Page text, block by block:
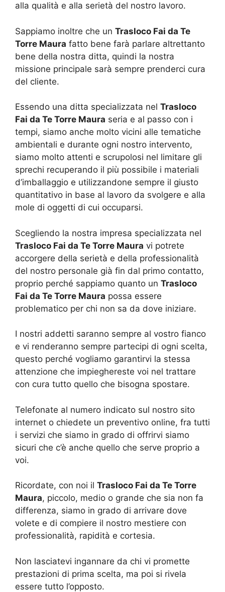
alla qualità e alla serietà del nostro lavoro.
Sappiamo inoltre che un Trasloco Fai da Te
Torre Maura fatto bene farà parlare altrettanto
bene della nostra ditta, quindi la nostra
missione principale sarà sempre prenderci cura
del cliente.
Essendo una ditta specializzata nel Trasloco
Fai da Te Torre Maura seria e al passo con i
tempi, siamo anche molto vicini alle tematiche
ambientali e durante ogni nostro intervento,
siamo molto attenti e scrupolosi nel limitare gli
sprechi recuperando il più possibile i materiali
d’imballaggio e utilizzandone sempre il giusto
quantitativo in base al lavoro da svolgere e alla
mole di oggetti di cui occuparsi.
Scegliendo la nostra impresa specializzata nel
Trasloco Fai da Te Torre Maura vi potrete
accorgere della serietà e della professionalità
del nostro personale già fin dal primo contatto,
proprio perché sappiamo quanto un Trasloco
Fai da Te Torre Maura possa essere
problematico per chi non sa da dove iniziare.
I nostri addetti saranno sempre al vostro fianco
e vi renderanno sempre partecipi di ogni scelta,
questo perché vogliamo garantirvi la stessa
attenzione che impieghereste voi nel trattare
con cura tutto quello che bisogna spostare.
Telefonate al numero indicato sul nostro sito
internet o chiedete un preventivo online, fra tutti
i servizi che siamo in grado di offrirvi siamo
sicuri che c’è anche quello che serve proprio a
voi.
Ricordate, con noi il Trasloco Fai da Te Torre
Maura, piccolo, medio o grande che sia non fa
differenza, siamo in grado di arrivare dove
volete e di compiere il nostro mestiere con
professionalità, rapidità e cortesia.
Non lasciatevi ingannare da chi vi promette
prestazioni di prima scelta, ma poi si rivela
essere tutto l’opposto.